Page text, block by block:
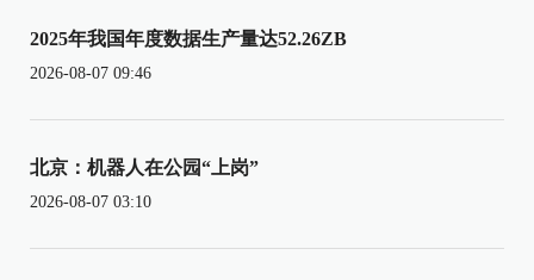
2025年我国年度数据生产量达52.26ZB
2026-08-07 09:46
北京：机器人在公园“上岗”
2026-08-07 03:10